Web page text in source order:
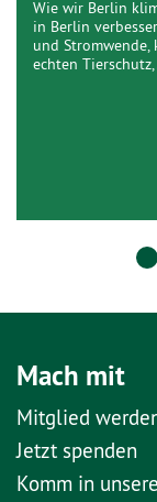
Wie wir Berlin
in Berlin
und Stromwende,
echten
Mach mit
Mitglied
Jetzt spenden
Komm in